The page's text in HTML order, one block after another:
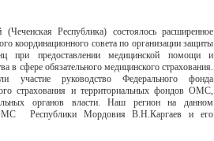
Республика) состоялось расширенное
координационного совета по организации защиты
при предоставлении медицинской помощи и
в сфере обязательного медицинского страхования.
участие руководство Федерального фонда
страхования и территориальных фондов ОМС,
органов власти. Наш регион на данном
Республики Мордовия В.Н.Каргаев и его